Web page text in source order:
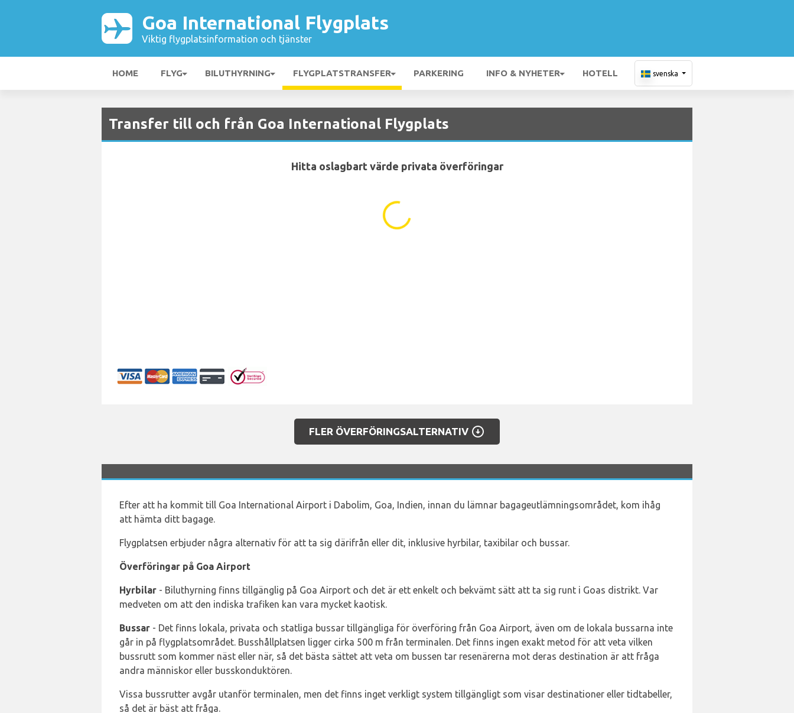
Goa International Flygplats
Viktig flygplatsinformation och tjänster
HOME FLYG BILUTHYRNING FLYGPLATSTRANSFER PARKERING INFO & NYHETER HOTELL svenska
Transfer till och från Goa International Flygplats
Hitta oslagbart värde privata överföringar
FLER ÖVERFÖRINGSALTERNATIV arrow_circle_down
Efter att ha kommit till Goa International Airport i Dabolim, Goa, Indien, innan du lämnar bagageutlämningsområdet, kom ihåg
att hämta ditt bagage.
Flygplatsen erbjuder några alternativ för att ta sig därifrån eller dit, inklusive hyrbilar, taxibilar och bussar.
Överföringar på Goa Airport
Hyrbilar - Biluthyrning finns tillgänglig på Goa Airport och det är ett enkelt och bekvämt sätt att ta sig runt i Goas distrikt. Var
medveten om att den indiska trafiken kan vara mycket kaotisk.
Bussar - Det finns lokala, privata och statliga bussar tillgängliga för överföring från Goa Airport, även om de lokala bussarna inte
går in på flygplatsområdet. Busshållplatsen ligger cirka 500 m från terminalen. Det finns ingen exakt metod för att veta vilken
bussrutt som kommer näst eller när, så det bästa sättet att veta om bussen tar resenärerna mot deras destination är att fråga
andra människor eller busskonduktören.
Vissa bussrutter avgår utanför terminalen, men det finns inget verkligt system tillgängligt som visar destinationer eller tidtabeller,
så det är bäst att fråga.